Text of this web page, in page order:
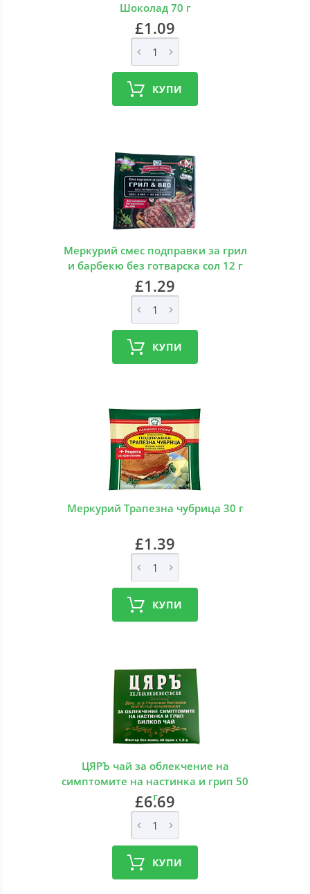
Шоколад 70 г
£1.09
КУПИ
Меркурий смес подправки за грил
и барбекю без готварска сол 12 г
£1.29
КУПИ
Меркурий Трапезна чубрица 30 г
£1.39
КУПИ
ЦЯРЪ чай за облекчение на
симптомите на настинка и грип 50
г
£6.69
КУПИ